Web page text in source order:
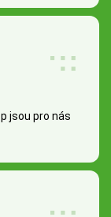
jsou pro nás